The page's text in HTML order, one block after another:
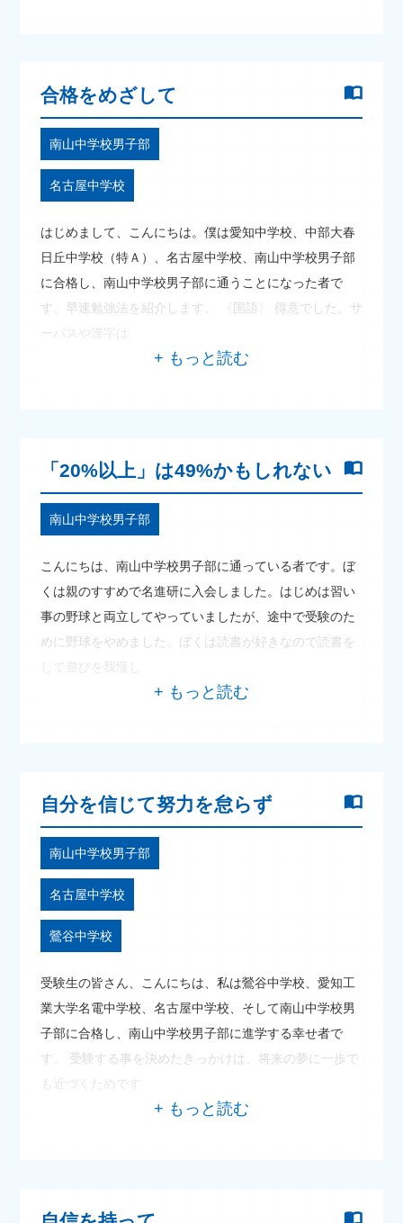
合格をめざして
南山中学校男子部
名古屋中学校
はじめまして、こんにちは。僕は愛知中学校、中部大春
日丘中学校（特Ａ）、名古屋中学校、南山中学校男子部
に合格し、南山中学校男子部に通うことになった者で
す。早速勉強法を紹介します。 〈国語〉 得意でした。サ
ーパスや漢字は
「20%以上」は49%かもしれない
南山中学校男子部
こんにちは、南山中学校男子部に通っている者です。ぼ
くは親のすすめで名進研に入会しました。はじめは習い
事の野球と両立してやっていましたが、途中で受験のた
めに野球をやめました。ぼくは読書が好きなので読書を
して遊びを我慢し
自分を信じて努力を怠らず
南山中学校男子部
名古屋中学校
鶯谷中学校
受験生の皆さん、こんにちは、私は鶯谷中学校、愛知工
業大学名電中学校、名古屋中学校、そして南山中学校男
子部に合格し、南山中学校男子部に進学する幸せ者で
す。 受験する事を決めたきっかけは、将来の夢に一歩で
も近づくためです